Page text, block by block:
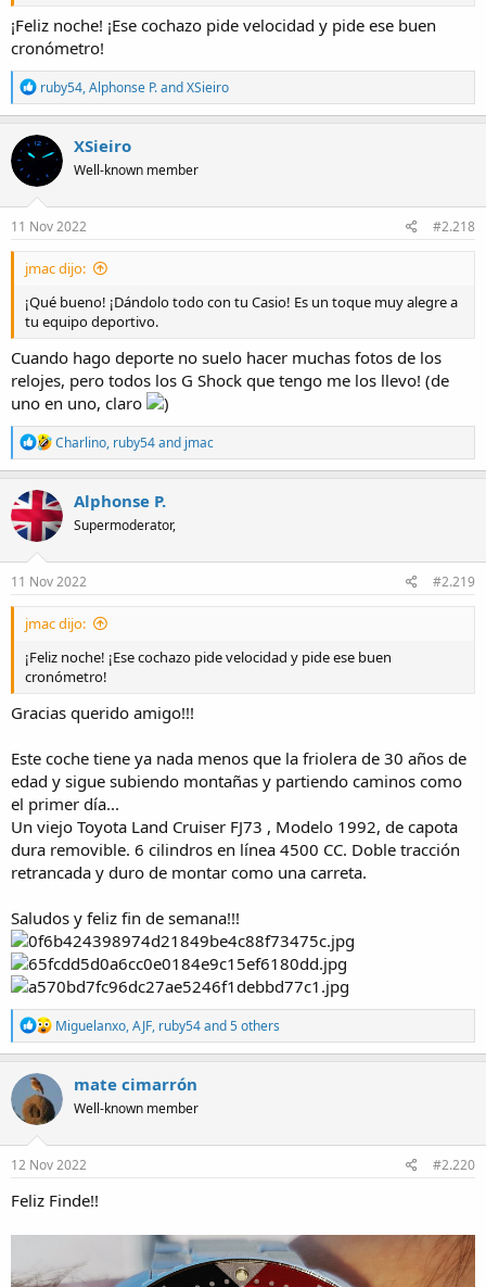
¡Feliz noche! ¡Ese cochazo pide velocidad y pide ese buen
cronómetro!
R
e
a
c
t
o
n
s
ruby54,Alphonse P.andXSieiro
XSieiro
Well-known member
11 Nov 2022 #2.218
jmac dijo:
¡Qué bueno! ¡Dándolo todo con tu Casio! Es un toque muy alegre a
tu equipo deportivo.
Cuando hago deporte no suelo hacer muchas fotos de los
relojes, pero todos los G Shock que tengo me los llevo! (de
uno en uno, claro
)
R
e
a
c
t
i
n
s
Charlino, ruby54and jmac
Alphonse P.
Supermoderator,
11 Nov 2022 #2.219
jmac dijo:
¡Feliz noche! ¡Ese cochazo pide velocidad y pide ese buen
cronómetro!
Gracias querido amigo!!!
Este coche tiene ya nada menos que la friolera de 30 años de
edad y sigue subiendo montañas y partiendo caminos como
el primer día...
Un viejo Toyota Land Cruiser FJ73 , Modelo 1992, de capota
dura removible. 6 cilindros en línea 4500 CC. Doble tracción
retrancada y duro de montar como una carreta.
Saludos y feliz fin de semana!!!
R
e
a
c
i
n
s
Miguelanxo,AJF, ruby54and 5 others
mate cimarrón
Well-known member
12 Nov 2022 #2.220
Feliz Finde!!